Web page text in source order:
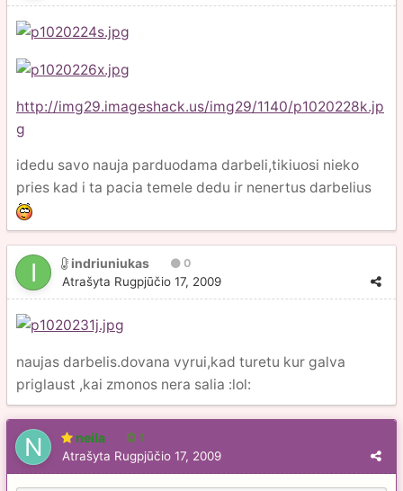
http://img29.imageshack.us/img29/1140/p1020228k.jp
g
idedu savo nauja parduodama darbeli,tikiuosi nieko
pries kad i ta pacia temele dedu ir nenertus darbelius
indriuniukas 0
Atrašyta Rugpjūčio 17, 2009
naujas darbelis.dovana vyrui,kad turetu kur galva
priglaust ,kai zmonos nera salia :lol:
neila 1
Atrašyta Rugpjūčio 17, 2009